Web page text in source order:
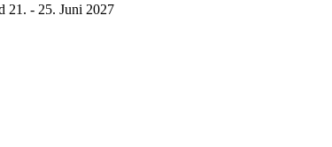
21. - 25. Juni 2027